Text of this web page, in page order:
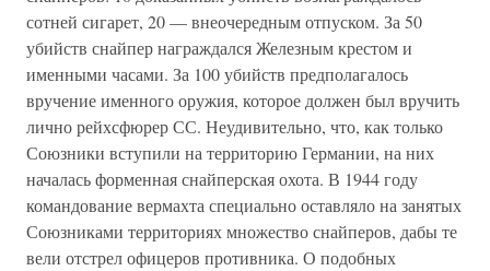
сотней сигарет, 20 — внеочередным отпуском. За 50
убийств снайпер награждался Железным крестом и
именными часами. За 100 убийств предполагалось
вручение именного оружия, которое должен был вручить
лично рейхсфюрер СС. Неудивительно, что, как только
Союзники вступили на территорию Германии, на них
началась форменная снайперская охота. В 1944 году
командование вермахта специально оставляло на занятых
Союзниками территориях множество снайперов, дабы те
вели отстрел офицеров противника. О подобных